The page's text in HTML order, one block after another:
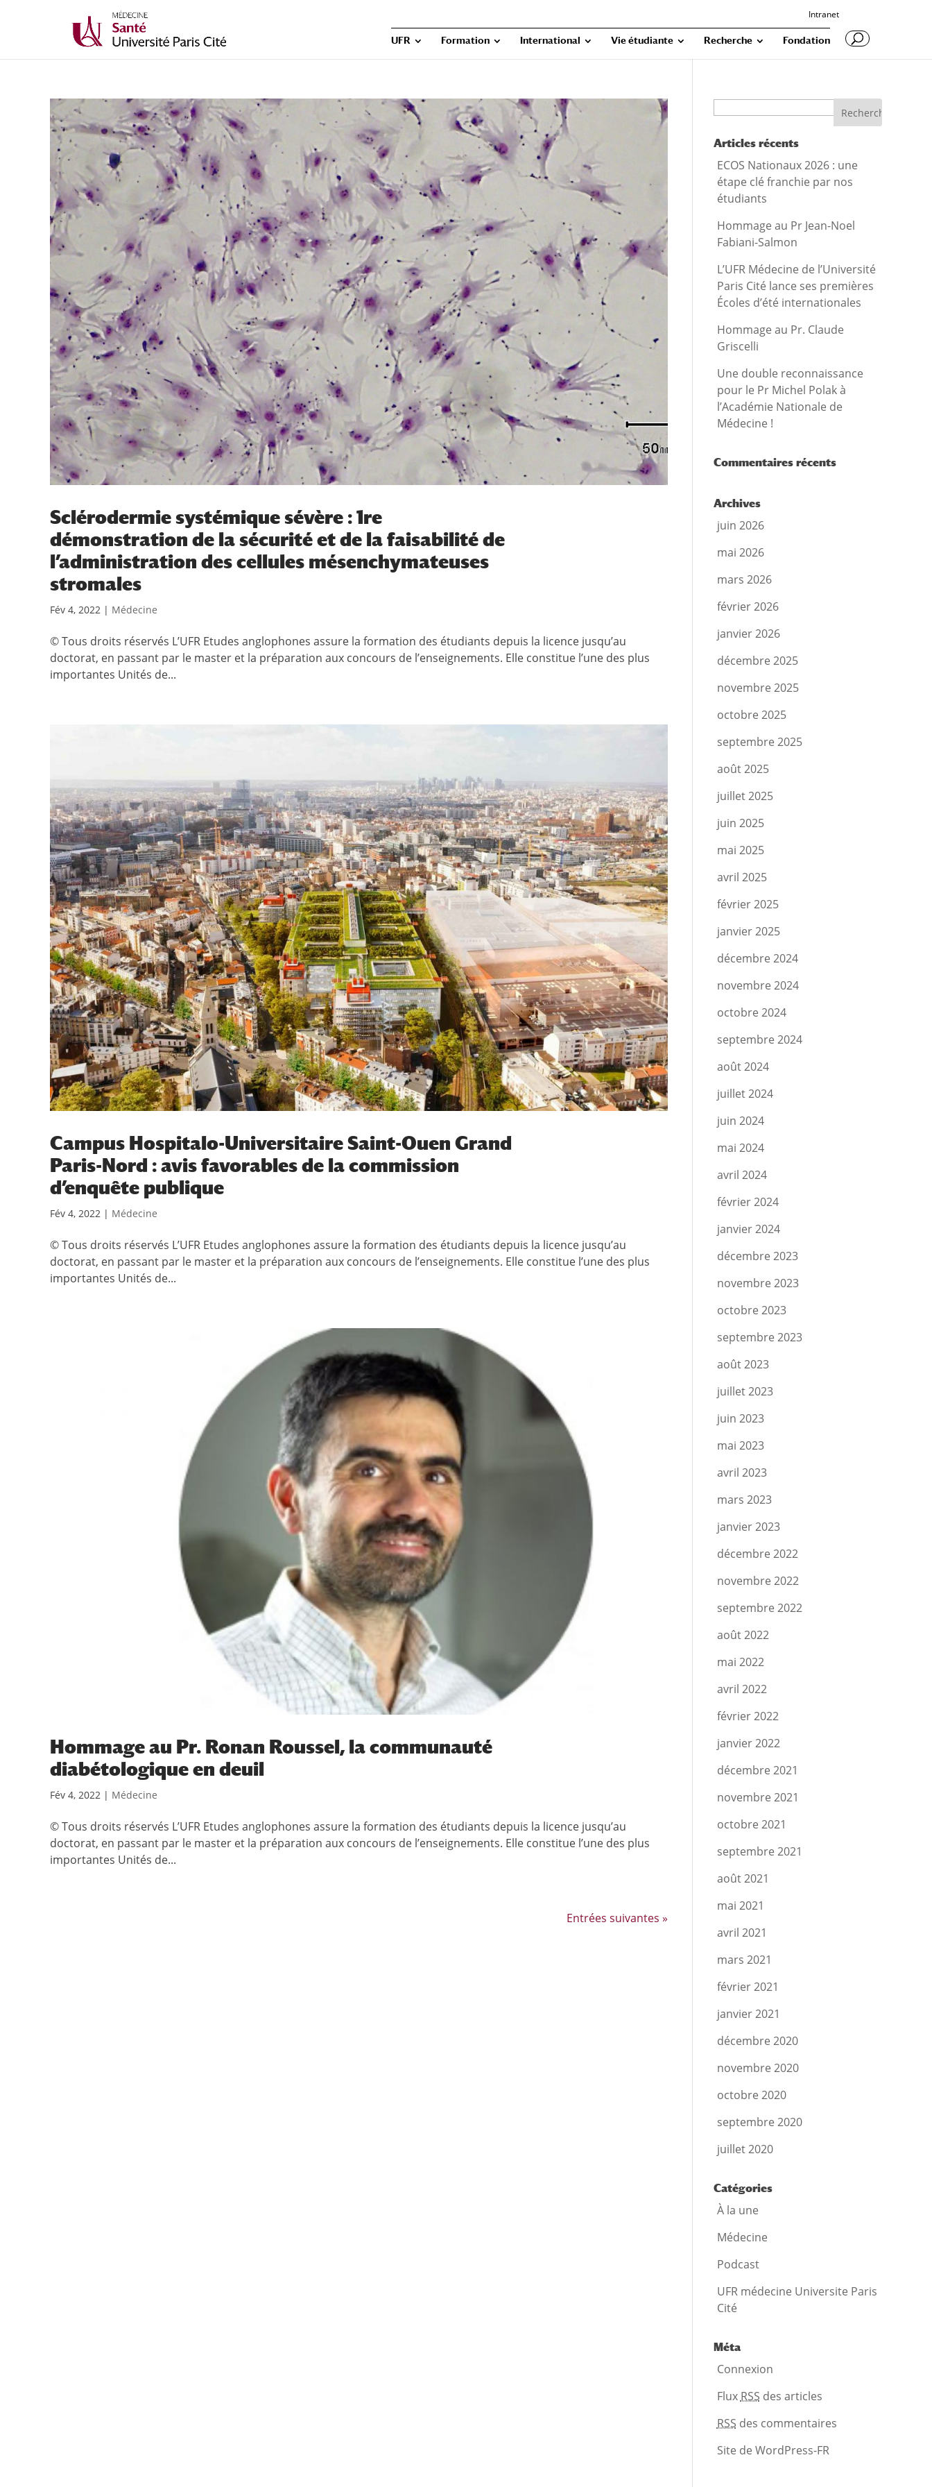
Intranet
UFR Formation International Vie étudiante Recherche Fondation
Sclérodermie systémique sévère : 1re
démonstration de la sécurité et de la faisabilité de
l’administration des cellules mésenchymateuses
stromales
Fév 4, 2022 | Médecine
© Tous droits réservés L’UFR Etudes anglophones assure la formation des étudiants depuis la licence jusqu’au
doctorat, en passant par le master et la préparation aux concours de l’enseignements. Elle constitue l’une des plus
importantes Unités de...
Campus Hospitalo-Universitaire Saint-Ouen Grand
Paris-Nord : avis favorables de la commission
d’enquête publique
Fév 4, 2022 | Médecine
© Tous droits réservés L’UFR Etudes anglophones assure la formation des étudiants depuis la licence jusqu’au
doctorat, en passant par le master et la préparation aux concours de l’enseignements. Elle constitue l’une des plus
importantes Unités de...
Hommage au Pr. Ronan Roussel, la communauté
diabétologique en deuil
Fév 4, 2022 | Médecine
© Tous droits réservés L’UFR Etudes anglophones assure la formation des étudiants depuis la licence jusqu’au
doctorat, en passant par le master et la préparation aux concours de l’enseignements. Elle constitue l’une des plus
importantes Unités de...
Entrées suivantes »
Articles récents
ECOS Nationaux 2026 : une
étape clé franchie par nos
étudiants
Hommage au Pr Jean-Noel
Fabiani-Salmon
L’UFR Médecine de l’Université
Paris Cité lance ses premières
Écoles d’été internationales
Hommage au Pr. Claude
Griscelli
Une double reconnaissance
pour le Pr Michel Polak à
l’Académie Nationale de
Médecine !
Commentaires récents
Archives
juin 2026
mai 2026
mars 2026
février 2026
janvier 2026
décembre 2025
novembre 2025
octobre 2025
septembre 2025
août 2025
juillet 2025
juin 2025
mai 2025
avril 2025
février 2025
janvier 2025
décembre 2024
novembre 2024
octobre 2024
septembre 2024
août 2024
juillet 2024
juin 2024
mai 2024
avril 2024
février 2024
janvier 2024
décembre 2023
novembre 2023
octobre 2023
septembre 2023
août 2023
juillet 2023
juin 2023
mai 2023
avril 2023
mars 2023
janvier 2023
décembre 2022
novembre 2022
septembre 2022
août 2022
mai 2022
avril 2022
février 2022
janvier 2022
décembre 2021
novembre 2021
octobre 2021
septembre 2021
août 2021
mai 2021
avril 2021
mars 2021
février 2021
janvier 2021
décembre 2020
novembre 2020
octobre 2020
septembre 2020
juillet 2020
Catégories
À la une
Médecine
Podcast
UFR médecine Universite Paris
Cité
Méta
Connexion
Flux RSS des articles
RSS des commentaires
Site de WordPress-FR